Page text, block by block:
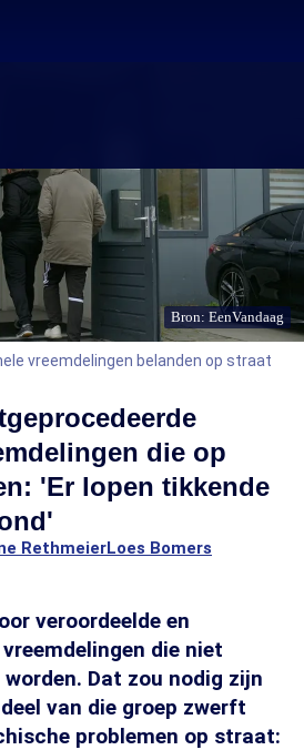
Bron: EenVandaag
vreemdelingen belanden op straat
die op
'Er lopen tikkende
RethmeierLoes Bomers
veroordeelde en
die niet
Dat zou nodig zijn
van die groep zwerft
problemen op straat: